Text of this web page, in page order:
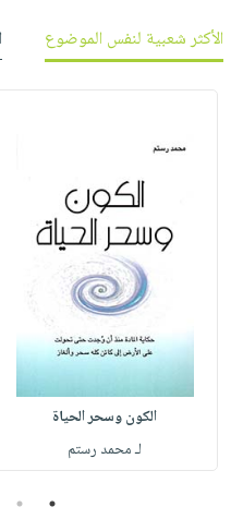
الأكثر شعبية لنفس الموضوع
الكون وسحر الحياة
لـ محمد رستم
1
2